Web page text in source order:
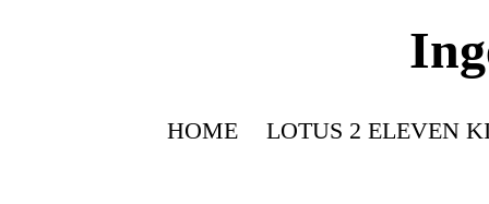
HOME LOTUS 2 ELEVEN